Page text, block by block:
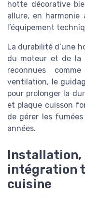
hotte décorative
allure, en
l’équipement
La durabilité d’une
du moteur et de la
reconnues
ventilation, le
pour prolonger la
et plaque cuisson
de gérer les
années.
intégration
cuisine